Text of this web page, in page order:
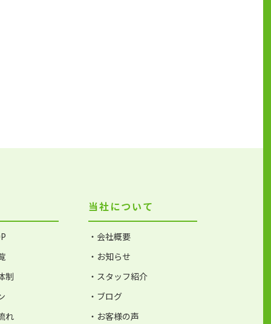
制
れ
当社について
・会社概要
・お知らせ
・スタッフ紹介
・ブログ
・お客様の声